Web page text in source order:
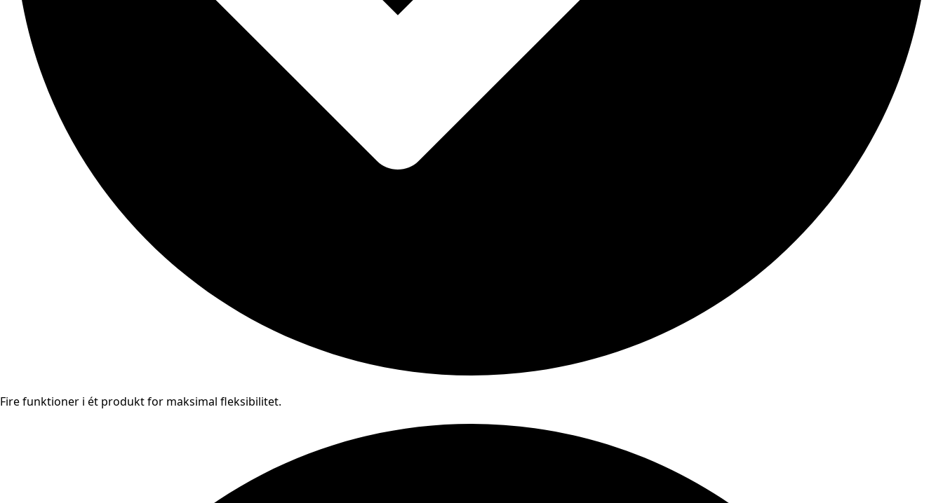
Fire funktioner i ét produkt for maksimal fleksibilitet.